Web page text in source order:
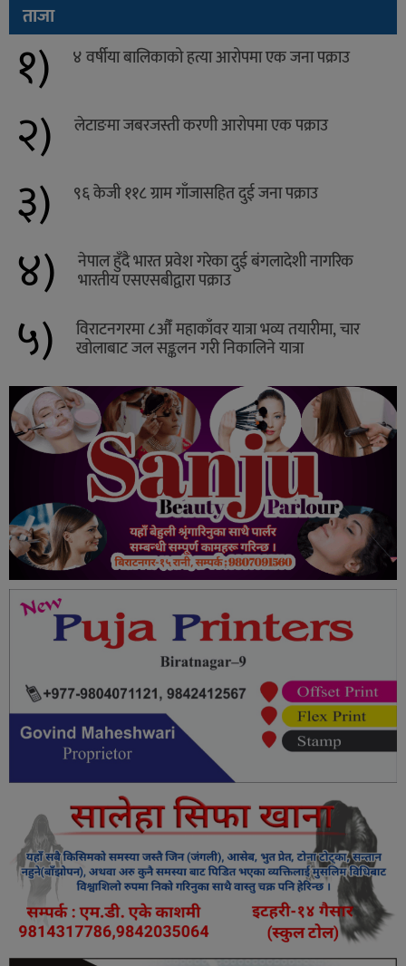
ताजा
१) ४ वर्षीया बालिकाको हत्या आरोपमा एक जना पक्राउ
२) लेटाङमा जबरजस्ती करणी आरोपमा एक पक्राउ
३) ९६ केजी ११८ ग्राम गाँजासहित दुई जना पक्राउ
४) नेपाल हुँदै भारत प्रवेश गरेका दुई बंगलादेशी नागरिक
भारतीय एसएसबीद्वारा पक्राउ
५) विराटनगरमा ८औँ महाकाँवर यात्रा भव्य तयारीमा, चार
खोलाबाट जल सङ्कलन गरी निकालिने यात्रा